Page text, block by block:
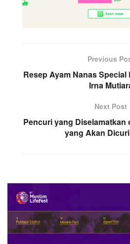
Previous
Resep Ayam Nanas
Irna
Next Post
Pencuri yang Diselamatkan
yang Akan